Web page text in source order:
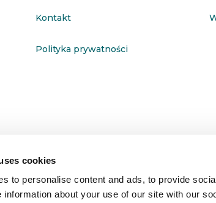
cookies
to personalise content and ads, to provide
information about your use of our site with our
Kontakt
Polityka prywatności